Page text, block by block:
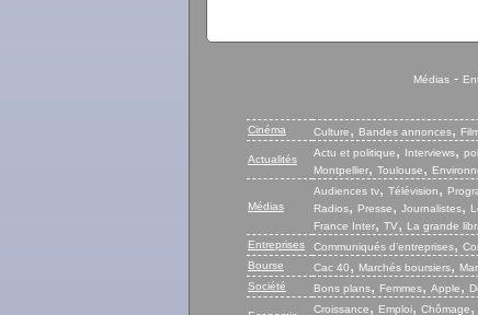
Médias-
Cinéma Culture, Bandes annonces,
Actualités
Actu et politique, Interviews,
Montpellier, Toulouse,
Médias
Audiences tv, Télévision,
Radios, Presse, Journalistes,
France Inter, TV, La grande
Entreprises
Communiqués d’entreprises,
Bourse
Cac 40, Marchés boursiers,
Société
Bons plans, Femmes, Apple,
Croissance, Emploi, Chômage,